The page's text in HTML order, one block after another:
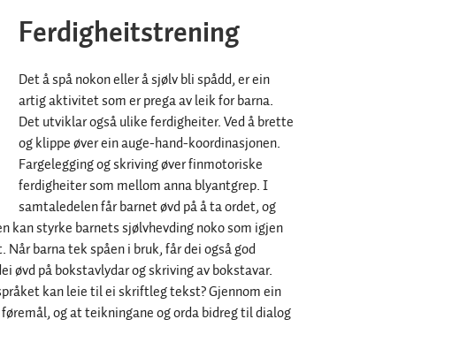
Ferdigheitstrening
Det å spå nokon eller å sjølv bli spådd, er ein
artig aktivitet som er prega av leik for barna.
Det utviklar også ulike ferdigheiter. Ved å brette
og klippe øver ein auge-hand-koordinasjonen.
Fargelegging og skriving øver finmotoriske
ferdigheiter som mellom anna blyantgrep. I
samtaledelen får barnet øvd på å ta ordet, og
kan styrke barnets sjølvhevding noko som igjen
barna tek spåen i bruk, får dei også god
øvd på bokstavlydar og skriving av bokstavar.
kan leie til ei skriftleg tekst? Gjennom ein
og at teikningane og orda bidreg til dialog